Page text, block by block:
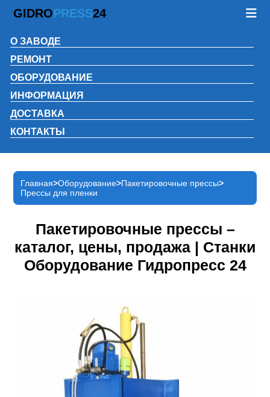
GIDROPRESS24
О ЗАВОДЕ
РЕМОНТ
ОБОРУДОВАНИЕ
ИНФОРМАЦИЯ
ДОСТАВКА
КОНТАКТЫ
Главная Оборудование Пакетировочные прессы
Прессы для пленки
Пакетировочные прессы –
каталог, цены, продажа | Станки
Оборудование Гидропресс 24